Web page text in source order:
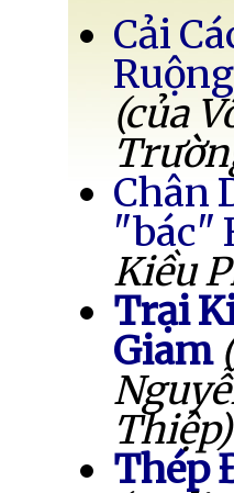
Cải
(của
Chân
"bác"
Kiều
Trại
Giam
Thiệp)
Thép